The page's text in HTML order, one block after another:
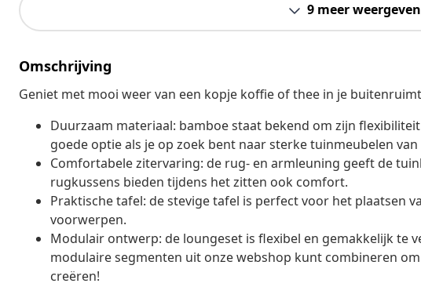
9 meer weergeven
Omschrijving
Geniet met mooi weer van een kopje koffie of thee in je
Duurzaam materiaal: bamboe staat bekend om zijn
goede optie als je op zoek bent naar sterke tuinmeubelen
Comfortabele zitervaring: de rug- en armleuning geeft de
rugkussens bieden tijdens het zitten ook comfort.
Praktische tafel: de stevige tafel is perfect voor het plaatsen
voorwerpen.
Modulair ontwerp: de loungeset is flexibel en gemakkelijk te
modulaire segmenten uit onze webshop kunt combineren
creëren!